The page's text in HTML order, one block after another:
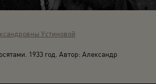
Устиновой
1933 год. Автор: Александр